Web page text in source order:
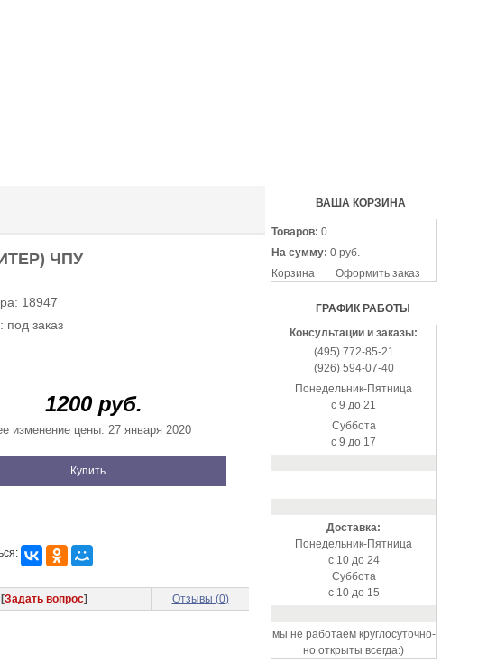
ВАША КОРЗИНА
Товаров: 0
На сумму: 0 руб.
Корзина
Оформить заказ
ГРАФИК РАБОТЫ
Консультации и заказы:
(495) 772-85-21
(926) 594-07-40
Понедельник-Пятница
с 9 до 21
Суббота
с 9 до 17
Доставка:
Понедельник-Пятница
с 10 до 24
Суббота
с 10 до 15
мы не работаем круглосуточно-
но открыты всегда:)
ЧПУ
18947
под заказ
1200 руб.
изменение цены: 27 января 2020
Купить
Задать вопрос] Отзывы (0)